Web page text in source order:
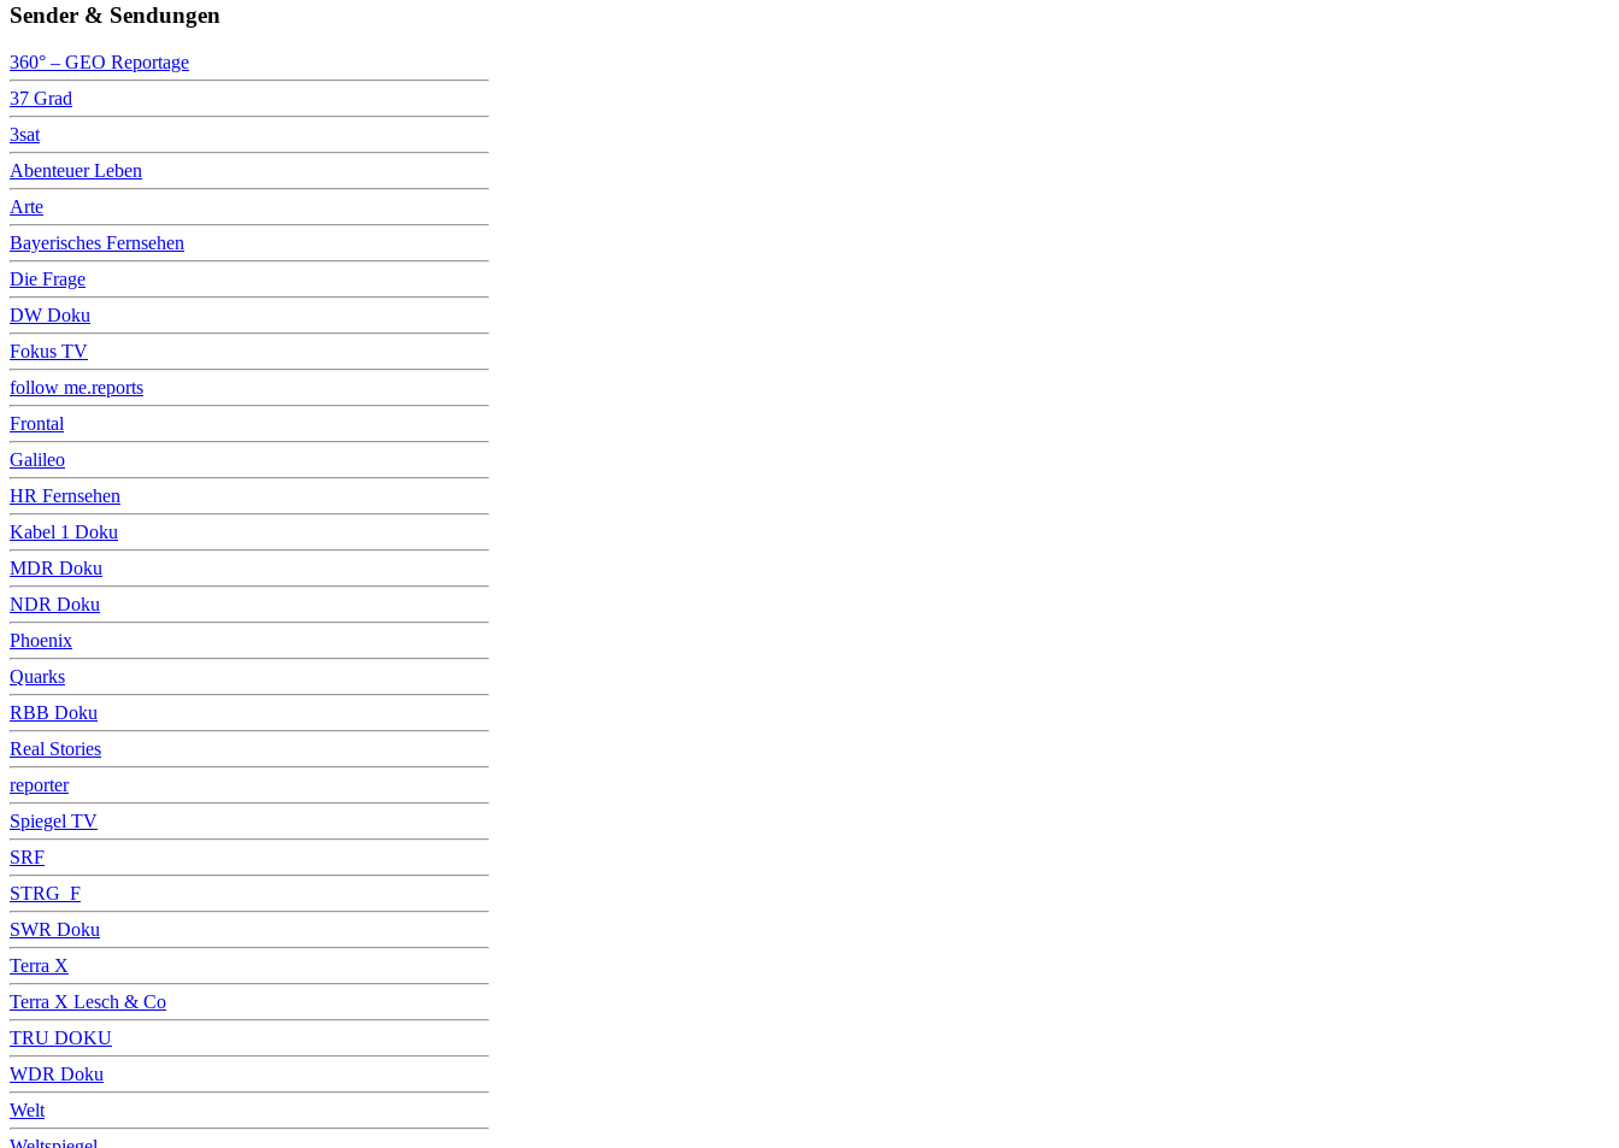
Sender & Sendungen
360° – GEO Reportage
37 Grad
3sat
Abenteuer Leben
Arte
Bayerisches Fernsehen
Die Frage
DW Doku
Fokus TV
follow me.reports
Frontal
Galileo
HR Fernsehen
Kabel 1 Doku
MDR Doku
NDR Doku
Phoenix
Quarks
RBB Doku
Real Stories
reporter
Spiegel TV
SRF
STRG_F
SWR Doku
Terra X
Terra X Lesch & Co
TRU DOKU
WDR Doku
Welt